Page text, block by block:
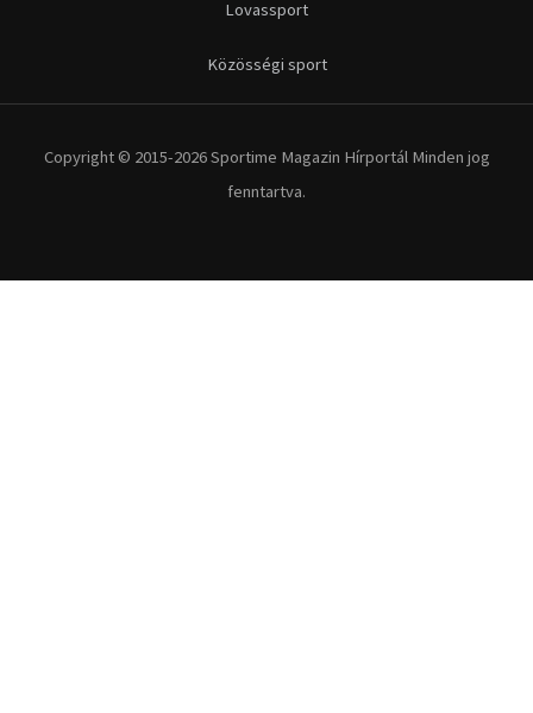
Lovassport
Közösségi sport
Copyright © 2015-2026 Sportime Magazin Hírportál Minden jog
fenntartva.